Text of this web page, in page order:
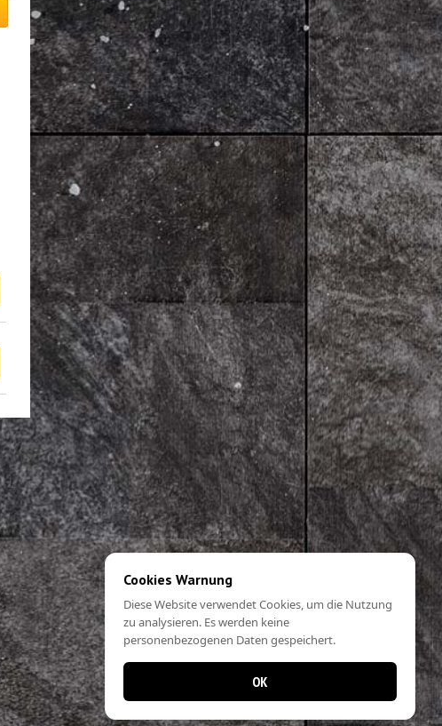
Cookies Warnung
Diese Website verwendet Cookies, um die Nutzung
zu analysieren. Es werden keine
personenbezogenen Daten gespeichert.
OK